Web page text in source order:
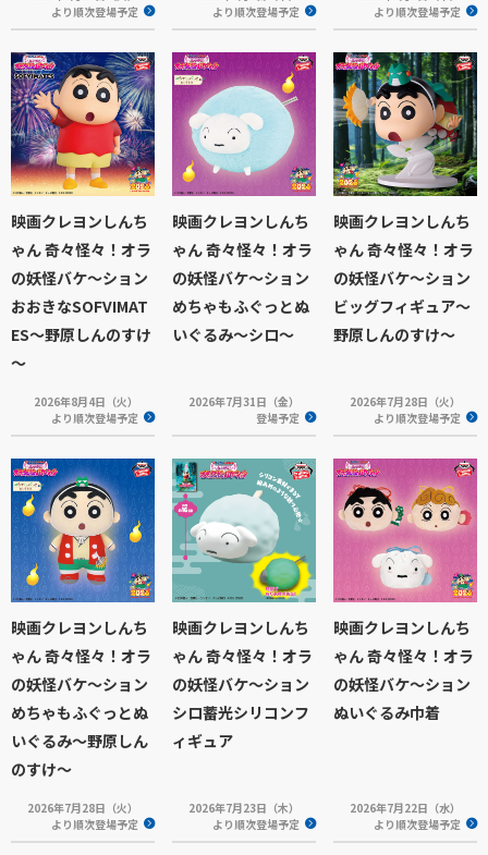
より順次登場予定
より順次登場予定
より順次登場予定
映画クレヨンしんち
ゃん 奇々怪々！オラ
の妖怪バケ～ション
おおきなSOFVIMAT
ES～野原しんのすけ
～
2026年8月4日（火）
より順次登場予定
映画クレヨンしんち
ゃん 奇々怪々！オラ
の妖怪バケ～ション
めちゃもふぐっとぬ
いぐるみ～シロ～
2026年7月31日（金）
登場予定
映画クレヨンしんち
ゃん 奇々怪々！オラ
の妖怪バケ～ション
ビッグフィギュア～
野原しんのすけ～
2026年7月28日（火）
より順次登場予定
映画クレヨンしんち
ゃん 奇々怪々！オラ
の妖怪バケ～ション
めちゃもふぐっとぬ
いぐるみ～野原しん
のすけ～
2026年7月28日（火）
より順次登場予定
映画クレヨンしんち
ゃん 奇々怪々！オラ
の妖怪バケ～ション
シロ蓄光シリコンフ
ィギュア
2026年7月23日（木）
より順次登場予定
映画クレヨンしんち
ゃん 奇々怪々！オラ
の妖怪バケ～ション
ぬいぐるみ巾着
2026年7月22日（水）
より順次登場予定